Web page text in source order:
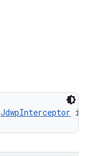
JdwpInterceptor